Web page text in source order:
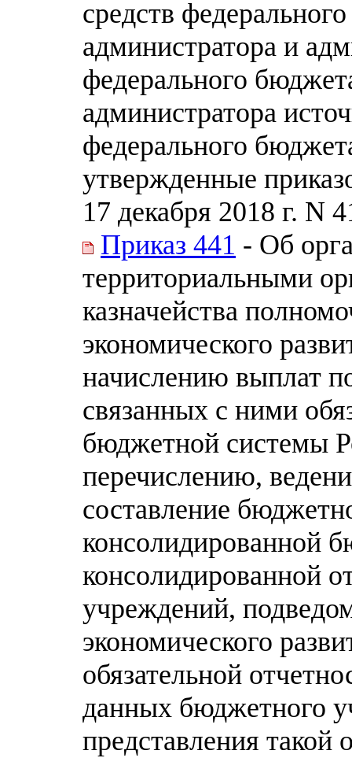
средств
администратора и
федерального
администратора
федерального
утвержденные
17 декабря 2018 г. N
Приказ 441 - Об
территориальными
казначейства
экономического
начислению выплат
связанных с ними
бюджетной системы
перечислению,
составление
консолидированной
консолидированной
учреждений,
экономического
обязательной
данных бюджетного
представления такой